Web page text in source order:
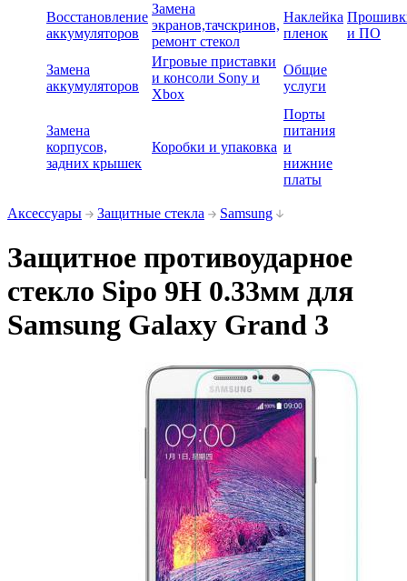
Восстановление
аккумуляторов
Замена
экранов,тачскринов,
ремонт стекол
Наклейка
пленок
и ПО
Замена
аккумуляторов
Игровые приставки
и консоли Sony и
Xbox
Общие
услуги
Замена
корпусов,
задних крышек
Коробки и упаковка
Порты
питания
и
нижние
платы
Аксессуары Защитные стекла Samsung
Защитное противоударное
стекло Sipo 9H 0.33мм для
Samsung Galaxy Grand 3